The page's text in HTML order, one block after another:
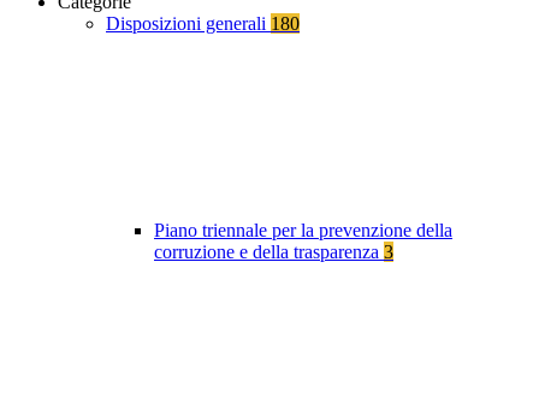
Disposizioni generali 180
Piano triennale per la prevenzione della
corruzione e della trasparenza 3